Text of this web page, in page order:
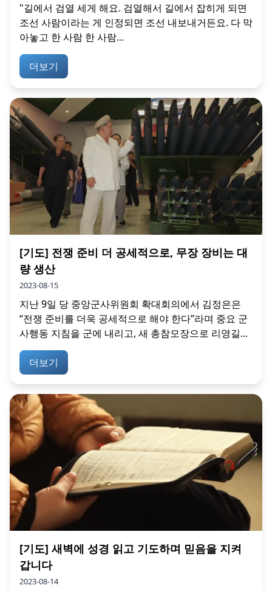
"길에서 검열 세게 해요. 검열해서 길에서 잡히게 되면
조선 사람이라는 게 인정되면 조선 내보내거든요. 다 막
아놓고 한 사람 한 사람...
더보기
[기도] 전쟁 준비 더 공세적으로, 무장 장비는 대
량 생산
2023-08-15
지난 9일 당 중앙군사위원회 확대회의에서 김정은은
“전쟁 준비를 더욱 공세적으로 해야 한다”라며 중요 군
사행동 지침을 군에 내리고, 새 총참모장으로 리영길...
더보기
[기도] 새벽에 성경 읽고 기도하며 믿음을 지켜
갑니다
2023-08-14